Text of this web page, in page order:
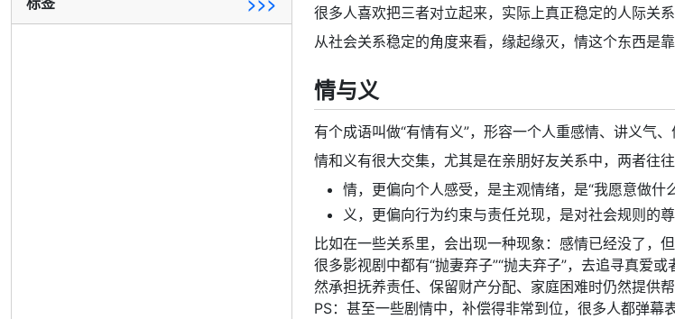
很多人喜欢把三者对立起来，实际上真正稳定的人际关
从社会关系稳定的角度来看，缘起缘灭，情这个东西是
情与义
有个成语叫做“有情有义”，形容一个人重感情、讲义气
情和义有很大交集，尤其是在亲朋好友关系中，两者往
情，更偏向个人感受，是主观情绪，是“我愿意做什
义，更偏向行为约束与责任兑现，是对社会规则的
比如在一些关系里，会出现一种现象：感情已经没了，但
很多影视剧中都有“抛妻弃子”“抛夫弃子”，去追寻真爱
然承担抚养责任、保留财产分配、家庭困难时仍然提供
PS：甚至一些剧情中，补偿得非常到位，很多人都弹幕